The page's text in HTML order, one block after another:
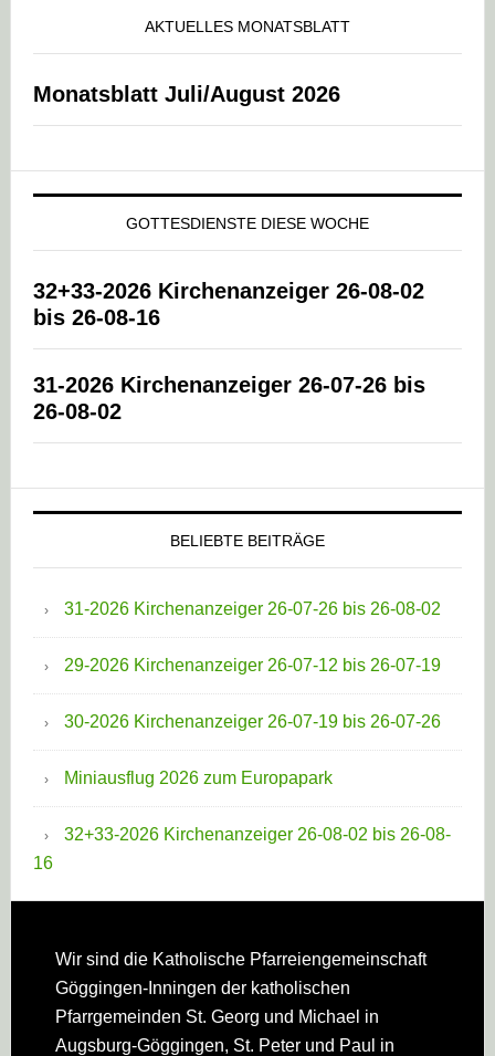
AKTUELLES MONATSBLATT
Monatsblatt Juli/August 2026
GOTTESDIENSTE DIESE WOCHE
32+33-2026 Kirchenanzeiger 26-08-02
bis 26-08-16
31-2026 Kirchenanzeiger 26-07-26 bis
26-08-02
BELIEBTE BEITRÄGE
31-2026 Kirchenanzeiger 26-07-26 bis 26-08-02
29-2026 Kirchenanzeiger 26-07-12 bis 26-07-19
30-2026 Kirchenanzeiger 26-07-19 bis 26-07-26
Miniausflug 2026 zum Europapark
32+33-2026 Kirchenanzeiger 26-08-02 bis 26-08-
16
Footer
Wir sind die Katholische Pfarreien­gemeinschaft
Göggingen-Inningen der katholischen
Pfarrgemeinden St. Georg und Michael in
Augsburg-Göggingen, St. Peter und Paul in